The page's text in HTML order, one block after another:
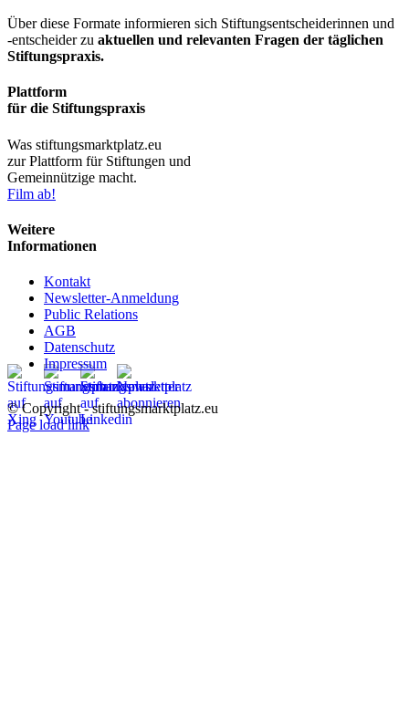
Über diese Formate informieren sich Stiftungsentscheiderinnen und
-entscheider zu aktuellen und relevanten Fragen der täglichen
Stiftungspraxis.
Plattform
für die Stiftungspraxis
Was stiftungsmarktplatz.eu
zur Plattform für Stiftungen und
Gemeinnützige macht.
Film ab!
Weitere
Informationen
Kontakt
Newsletter-Anmeldung
Public Relations
AGB
Datenschutz
Impressum
© Copyright - stiftungsmarktplatz.eu
Page load link